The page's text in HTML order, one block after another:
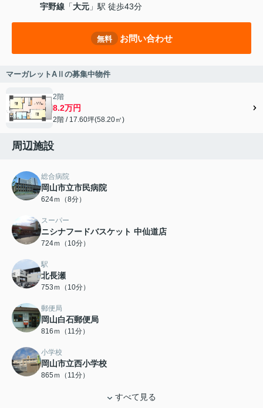
宇野線 「大元 」駅 徒歩43分
無料 お問い合わせ
マーガレットAⅡの募集中物件
2階
8.2万円
2階 / 17.60坪(58.20㎡)
周辺施設
総合病院
岡山市立市民病院
624ｍ（8分）
スーパー
ニシナフードバスケット 中仙道店
724ｍ（10分）
駅
北長瀬
753ｍ（10分）
郵便局
岡山白石郵便局
816ｍ（11分）
小学校
岡山市立西小学校
865ｍ（11分）
すべて見る